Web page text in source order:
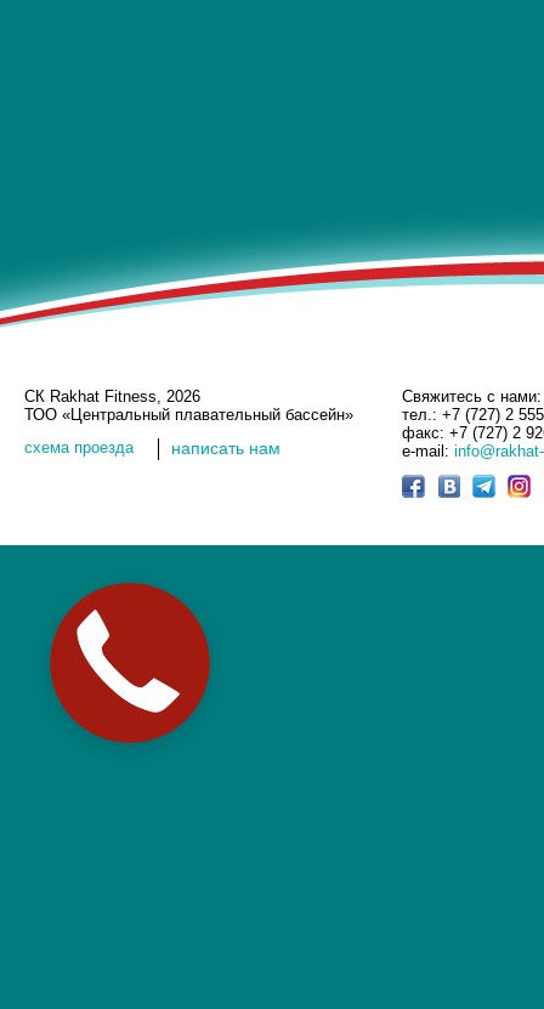
СК Rakhat Fitness, 2026
ТОО «Центральный плавательный бассейн»
cхема проезда
написать нам
Свяжитесь с нами:
тел.: +7 (727) 2
факс: +7 (727) 2
e-mail: